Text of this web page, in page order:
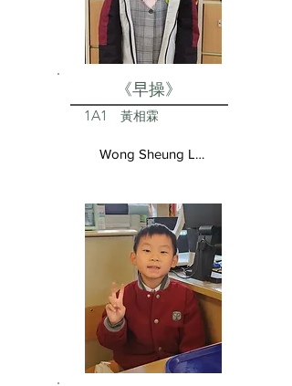
《早操》
1A1 黃相霖
Wong Sheung Lam